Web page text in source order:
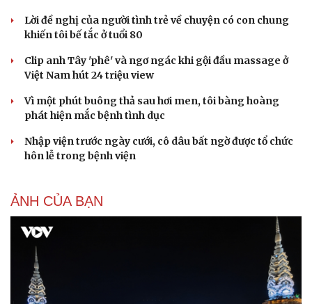
Sức khỏe
Dinh dưỡng - món ngon
Cây thuốc
Sản phụ khoa
Làm đẹp - giảm cân
Phòng mạch online
Đời sống
Blog
Tình yêu - Gia đình
Lời đề nghị của người tình trẻ về chuyện có con chung
khiến tôi bế tắc ở tuổi 80
Clip anh Tây 'phê' và ngơ ngác khi gội đầu massage ở
Việt Nam hút 24 triệu view
Vì một phút buông thả sau hơi men, tôi bàng hoàng
phát hiện mắc bệnh tình dục
Nhập viện trước ngày cưới, cô dâu bất ngờ được tổ chức
hôn lễ trong bệnh viện
ẢNH CỦA BẠN